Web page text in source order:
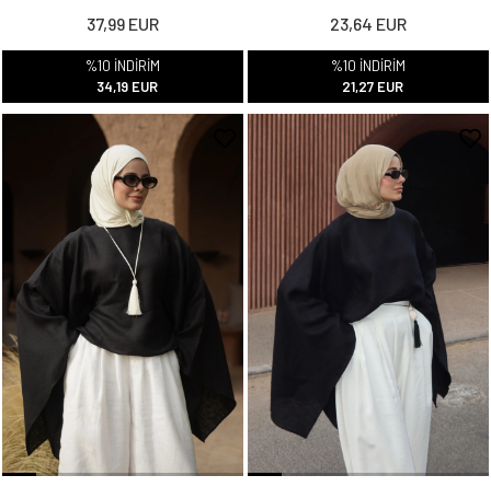
37,99 EUR
%10 İNDİRİM
34,19 EUR
23,64 EUR
%10 İNDİRİM
21,27 EUR